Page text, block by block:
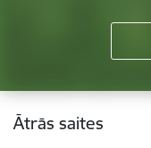
Kājene
Ātrās saites